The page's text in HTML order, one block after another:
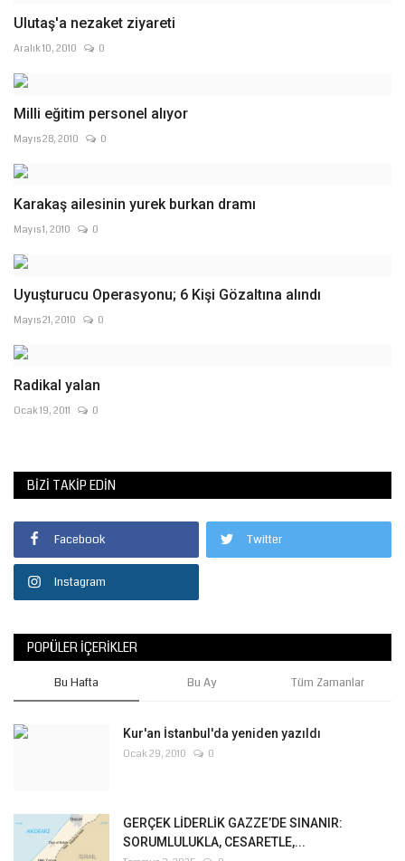
Ulutaş'a nezaket ziyareti
Aralık 10, 2010 0
Milli eğitim personel alıyor
Mayıs 28, 2010 0
Karakaş ailesinin yurek burkan dramı
Mayıs 1, 2010 0
Uyuşturucu Operasyonu; 6 Kişi Gözaltına alındı
Mayıs 21, 2010 0
Radikal yalan
Ocak 19, 2011 0
BIZI TAKIP EDIN
Facebook Twitter
Instagram
POPÜLER İÇERIKLER
Bu Hafta Bu Ay Tüm Zamanlar
Kur'an İstanbul'da yeniden yazıldı
Ocak 29, 2010 0
GERÇEK LİDERLİK GAZZE’DE SINANIR:
SORUMLULUKLA, CESARETLE,...